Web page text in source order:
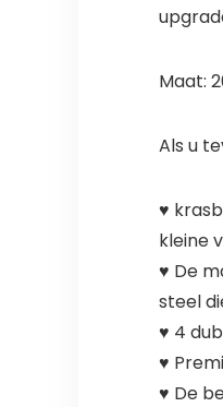
Maat:
Als u
♥
kleine
♥ De
steel
♥ 4
♥
♥ De